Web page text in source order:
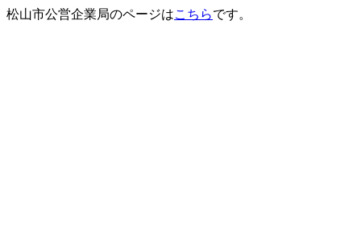
松山市公営企業局のページはこちらです。